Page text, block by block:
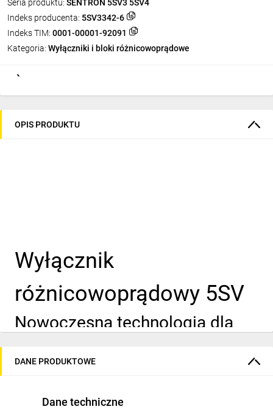
Seria produktu: SENTRON 5SV3 5SV4
Indeks producenta: 5SV3342-6
Indeks TIM: 0001-00001-92091
Kategoria: Wyłączniki i bloki różnicowoprądowe
OPIS PRODUKTU
Wyłącznik
różnicowoprądowy 5SV
Nowoczesna technologia dla
DANE PRODUKTOWE
Dane techniczne